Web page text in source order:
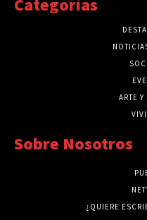
Categorías
ARTE Y
Sobre Nosotros
¿QUIERE